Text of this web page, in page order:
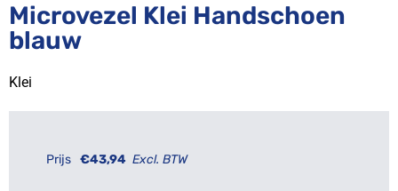
Microvezel Klei Handschoen
blauw
Klei
Prijs €43,94 Excl. BTW